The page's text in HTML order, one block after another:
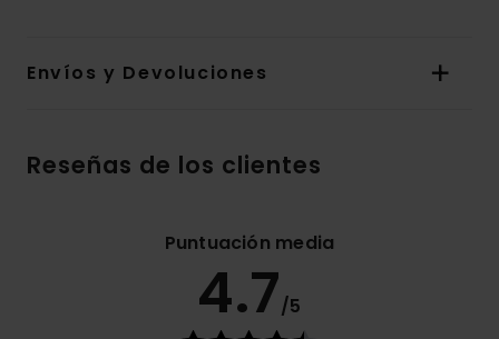
Envíos y Devoluciones
Reseñas de los clientes
Puntuación media
4.7/5